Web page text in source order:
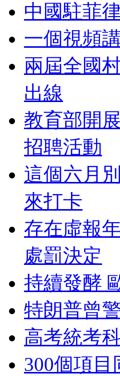
中國駐菲
一個視頻
兩屆全國
出線
教育部開
招聘活動
這個六月
來打卡
存在虛報
處罰決定
持續發酵
特朗普曾
高考統考
300個項目